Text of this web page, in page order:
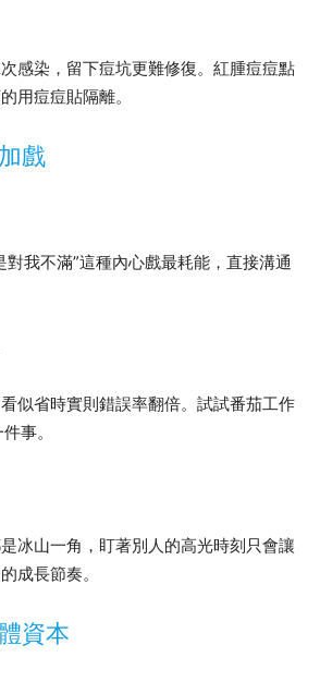
感染，留下痘坑更難修復。紅腫痘痘點
用痘痘貼隔離。
戲
對我不滿”這種內心戲最耗能，直接溝通
似省時實則錯誤率翻倍。試試番茄工作
事。
冰山一角，盯著別人的高光時刻只會讓
成長節奏。
資本